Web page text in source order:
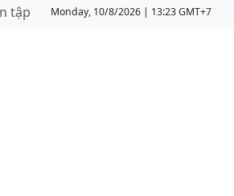
tập Monday, 10/8/2026 | 13:23 GMT+7